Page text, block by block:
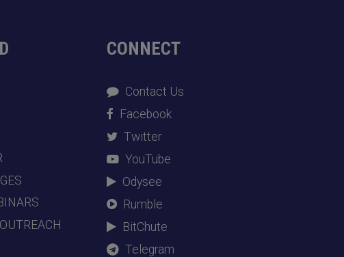
CONNECT
Contact Us
Facebook
Twitter
YouTube
Odysee
Rumble
BitChute
Telegram